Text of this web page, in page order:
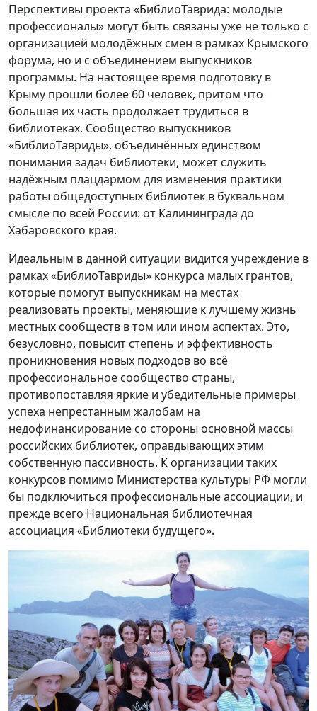
Перспективы проекта «БиблиоТаврида: молодые
профессионалы» могут быть связаны уже не только с
организацией молодёжных смен в рамках Крымского
форума, но и с объединением выпускников
программы. На настоящее время подготовку в
Крыму прошли более 60 человек, притом что
бoльшая их часть продолжает трудиться в
библиотеках. Сообщество выпускников
«БиблиоТавриды», объединённых единством
понимания задач библиотеки, может служить
надёжным плацдармом для изменения практики
работы общедоступных библиотек в буквальном
смысле по всей России: от Калининграда до
Хабаровского края.
Идеальным в данной ситуации видится учреждение в
рамках «БиблиоТавриды» конкурса малых грантов,
которые помогут выпускникам на местах
реализовать проекты, меняющие к лучшему жизнь
местных сообществ в том или ином аспектах. Это,
безусловно, повысит степень и эффективность
проникновения новых подходов во всё
профессиональное сообщество страны,
противопоставляя яркие и убедительные примеры
успеха непрестанным жалобам на
недофинансирование со стороны основной массы
российских библиотек, оправдывающих этим
собственную пассивность. К организации таких
конкурсов помимо Министерства культуры РФ могли
бы подключиться профессиональные ассоциации, и
прежде всего Национальная библиотечная
ассоциация «Библиотеки будущего».